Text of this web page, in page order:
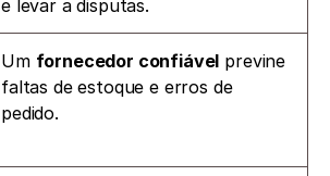
e levar a disputas.
Um fornecedor confiável previne
faltas de estoque e erros de
pedido.